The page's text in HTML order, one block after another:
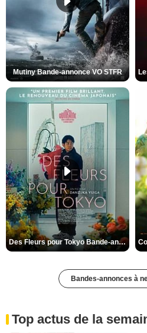
Mutiny Bande-annonce VO STFR
Des Fleurs pour Tokyo Bande-annonce VO STFR
Bandes-annonces à
Top actus de la